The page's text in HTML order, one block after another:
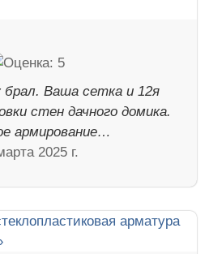
Ваша сетка и 12я
стен дачного домика.
армирование…
2025 г.